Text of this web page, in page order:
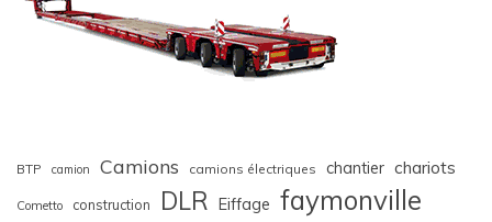
BTP camion Camions camions électriques chantier chariots
Cometto construction DLR Eiffage faymonville